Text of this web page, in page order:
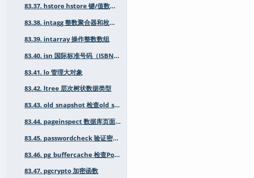
83.37. hstore hstore 键/值数据类型
83.38. intagg 整数聚合器和枚举器
83.39. intarray 操作整数数组
83.40. isn 国际标准号码（ISBN、EAN、UPC等）的数据类型
83.41. lo 管理大对象
83.42. ltree 层次树状数据类型
83.43. old_snapshot 检查old_snapshot_threshold状态
83.44. pageinspect 数据库页面的低级检查
83.45. passwordcheck 验证密码强度
83.46. pg_buffercache 检查PostgreSQL 缓冲区缓存状态
83.47. pgcrypto 加密函数